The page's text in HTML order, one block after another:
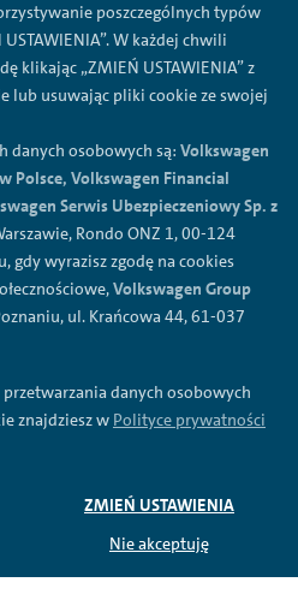
Services oferowane sa usługi
GmbH Sp. z o.o. Oddzial w
i mobilnosc (przez Volkswagen
Serwis Ubezpieczeniowy
poszczególnych typów
W każdej chwili
klikając „ZMIEŃ USTAWIENIA” z
lub usuwając pliki cookie ze swojej
danych osobowych są: Volkswagen
Polsce, Volkswagen Financial
Serwis Ubezpieczeniowy Sp. z
Rondo ONZ 1, 00-124
gdy wyrazisz zgodę na cookies
Volkswagen Group
ul. Krańcowa 44, 61-037
danych osobowych
znajdziesz w Polityce prywatności
ZMIEŃ USTAWIENIA
Nie akceptuję